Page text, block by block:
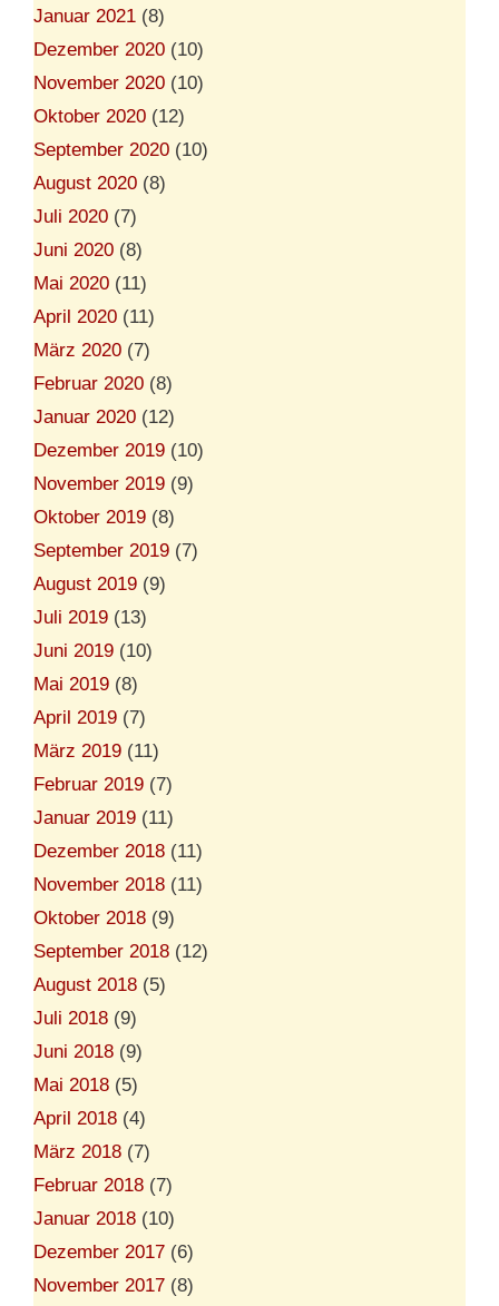
Januar 2021 (8)
Dezember 2020 (10)
November 2020 (10)
Oktober 2020 (12)
September 2020 (10)
August 2020 (8)
Juli 2020 (7)
Juni 2020 (8)
Mai 2020 (11)
April 2020 (11)
März 2020 (7)
Februar 2020 (8)
Januar 2020 (12)
Dezember 2019 (10)
November 2019 (9)
Oktober 2019 (8)
September 2019 (7)
August 2019 (9)
Juli 2019 (13)
Juni 2019 (10)
Mai 2019 (8)
April 2019 (7)
März 2019 (11)
Februar 2019 (7)
Januar 2019 (11)
Dezember 2018 (11)
November 2018 (11)
Oktober 2018 (9)
September 2018 (12)
August 2018 (5)
Juli 2018 (9)
Juni 2018 (9)
Mai 2018 (5)
April 2018 (4)
März 2018 (7)
Februar 2018 (7)
Januar 2018 (10)
Dezember 2017 (6)
November 2017 (8)